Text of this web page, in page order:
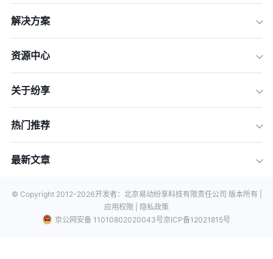
解决方案
资源中心
关于纷享
热门推荐
最新文章
© Copyright 2012-2026开发者：北京易动纷享科技有限责任公司 版本所有 |
应用权限 |
隐私政策
京公网安备 11010802020043号京ICP备12021815号